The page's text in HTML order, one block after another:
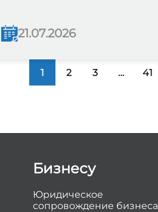
21.07.2026
1 2 3 … 41
Бизнесу
Юридическое
сопровождение бизнеса